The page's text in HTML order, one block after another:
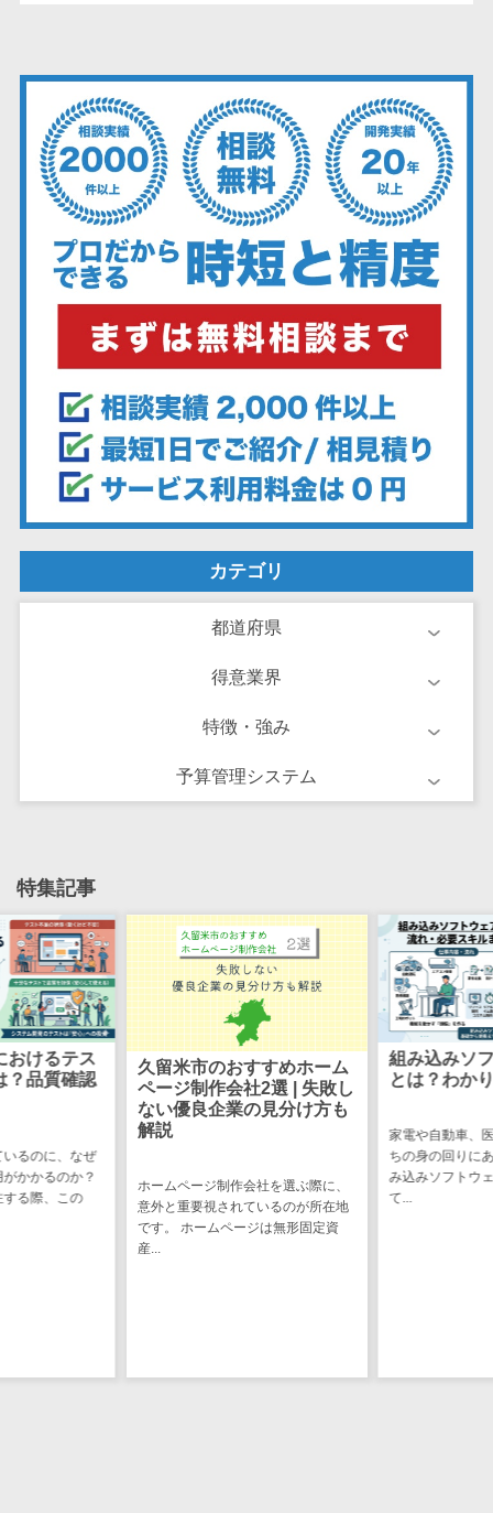
健康診断シス
テム
診療予約シス
テム
歯科向け電子
カルテ
歯科予約シス
テム
リハビリ管理
理システム
電子薬歴シス
テム
不動産管理サ
ービス
不動産業務支
不動産ホーム
不動産オーナ
ーアプリ
業界・業種特
化型
保険代理店シ
ステム
図面検索シス
テム
施工管理アプ
リ
フィールド業
務支援サービス
HACCP管理ア
カテゴリ
都道府県
得意業界
特徴・強み
予算管理システム
特集記事
すめホーム
2選 | 失敗し
を選ぶ際に、
るのが所在地
組み込みソフトウェア開発
とは？わかりやすく解説
家電や自動車、医療機器など、私た
み込みソフトウェアによって動い
て...
システム開
準委任契約
システム開発を
負契約」と「準
理解しておくこ